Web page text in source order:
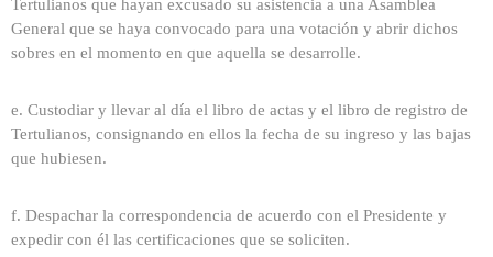
Tertulianos que hayan excusado su asistencia a una Asamblea
General que se haya convocado para una votación y abrir dichos
sobres en el momento en que aquella se desarrolle.
e. Custodiar y llevar al día el libro de actas y el libro de registro de
Tertulianos, consignando en ellos la fecha de su ingreso y las bajas
que hubiesen.
f. Despachar la correspondencia de acuerdo con el Presidente y
expedir con él las certificaciones que se soliciten.